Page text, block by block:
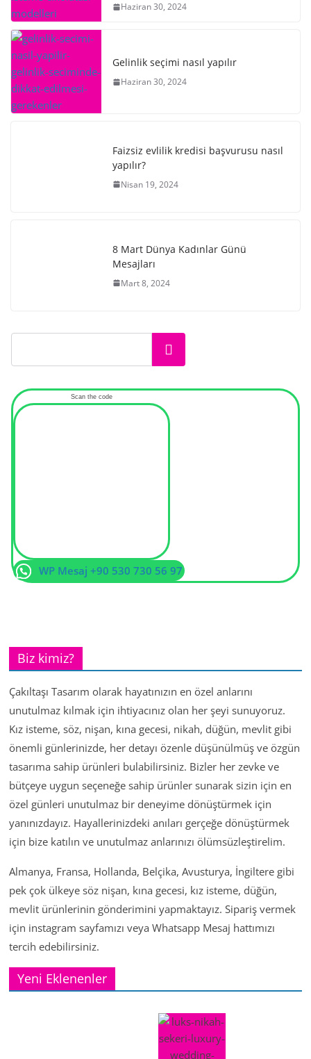
Haziran 30, 2024
Gelinlik seçimi nasıl yapılır
Haziran 30, 2024
Faizsiz evlilik kredisi başvurusu nasıl
yapılır?
Nisan 19, 2024
8 Mart Dünya Kadınlar Günü
Mesajları
Mart 8, 2024
Ara
Scan the code
WP Mesaj +90 530 730 56 97
Biz kimiz?
Çakıltaşı Tasarım olarak hayatınızın en özel anlarını
unutulmaz kılmak için ihtiyacınız olan her şeyi sunuyoruz.
Kız isteme, söz, nişan, kına gecesi, nikah, düğün, mevlit gibi
önemli günlerinizde, her detayı özenle düşünülmüş ve özgün
tasarıma sahip ürünleri bulabilirsiniz. Bizler her zevke ve
bütçeye uygun seçeneğe sahip ürünler sunarak sizin için en
özel günleri unutulmaz bir deneyime dönüştürmek için
yanınızdayız. Hayallerinizdeki anıları gerçeğe dönüştürmek
için bize katılın ve unutulmaz anlarınızı ölümsüzleştirelim.
Almanya, Fransa, Hollanda, Belçika, Avusturya, İngiltere gibi
pek çok ülkeye söz nişan, kına gecesi, kız isteme, düğün,
mevlit ürünlerinin gönderimini yapmaktayız. Sipariş vermek
için instagram sayfamızı veya Whatsapp Mesaj hattımızı
tercih edebilirsiniz.
Yeni Eklenenler